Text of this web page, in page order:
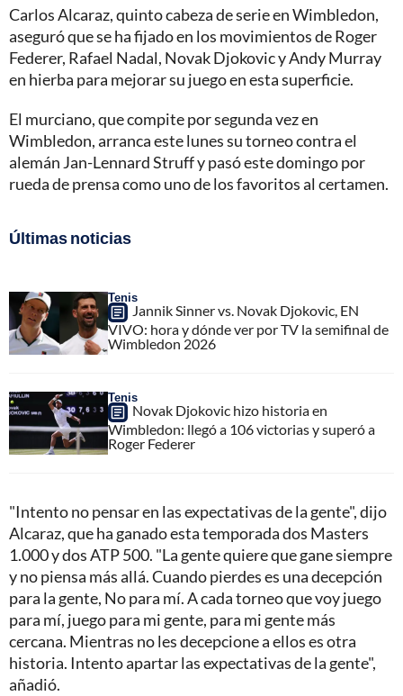
Carlos Alcaraz, quinto cabeza de serie en Wimbledon,
aseguró que se ha fijado en los movimientos de Roger
Federer, Rafael Nadal, Novak Djokovic y Andy Murray
en hierba para mejorar su juego en esta superficie.
El murciano, que compite por segunda vez en
Wimbledon, arranca este lunes su torneo contra el
alemán Jan-Lennard Struff y pasó este domingo por
rueda de prensa como uno de los favoritos al certamen.
Últimas noticias
Tenis
Jannik Sinner vs. Novak Djokovic, EN
VIVO: hora y dónde ver por TV la semifinal de
Wimbledon 2026
Tenis
Novak Djokovic hizo historia en
Wimbledon: llegó a 106 victorias y superó a
Roger Federer
"Intento no pensar en las expectativas de la gente", dijo
Alcaraz, que ha ganado esta temporada dos Masters
1.000 y dos ATP 500. "La gente quiere que gane siempre
y no piensa más allá. Cuando pierdes es una decepción
para la gente, No para mí. A cada torneo que voy juego
para mí, juego para mi gente, para mi gente más
cercana. Mientras no les decepcione a ellos es otra
historia. Intento apartar las expectativas de la gente",
añadió.